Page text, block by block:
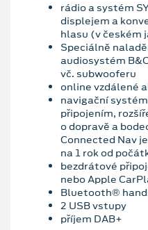
rádio a systém
displejem a
hlasu (v českém
Speciálně
audiosystém
vč. subwooferu
online vzdálené
navigační
připojením,
o dopravě a
Connected Nav
na 1 rok od
bezdrátové
nebo Apple
Bluetooth®
2 USB vstupy
příjem DAB+